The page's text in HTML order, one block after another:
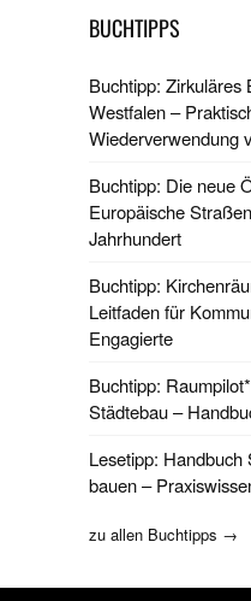
BUCHTIPPS
Buchtipp: Zirkuläres
Westfalen –
Wiederverwendung
Buchtipp: Die neue
Europäische
Jahrhundert
Buchtipp:
Leitfaden für
Engagierte
Buchtipp:
Städtebau –
Lesetipp: Handbuch
bauen –
zu allen Buchtipps →